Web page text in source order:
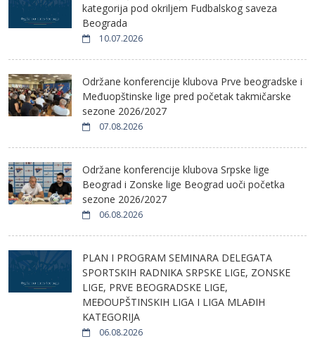
kategorija pod okriljem Fudbalskog saveza
Beograda
10.07.2026
Održane konferencije klubova Prve beogradske i
Međuopštinske lige pred početak takmičarske
sezone 2026/2027
07.08.2026
Održane konferencije klubova Srpske lige
Beograd i Zonske lige Beograd uoči početka
sezone 2026/2027
06.08.2026
PLAN I PROGRAM SEMINARA DELEGATA
SPORTSKIH RADNIKA SRPSKE LIGE, ZONSKE
LIGE, PRVE BEOGRADSKE LIGE,
MEĐOUPŠTINSKIH LIGA I LIGA MLAĐIH
KATEGORIJA
06.08.2026